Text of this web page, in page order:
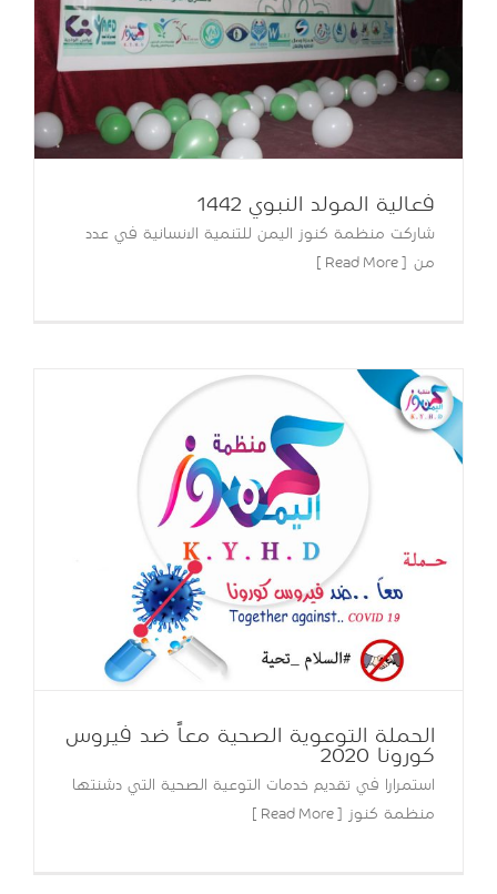
فعالية المولد النبوي 1442
شاركت منظمة كنوز اليمن للتنمية الانسانية في عدد
من [ Read More ]
الحملة التوعوية الصحية معاً ضد فيروس
كورونا 2020
استمرارا في تقديم خدمات التوعية الصحية التي دشنتها
منظمة كنوز [ Read More ]